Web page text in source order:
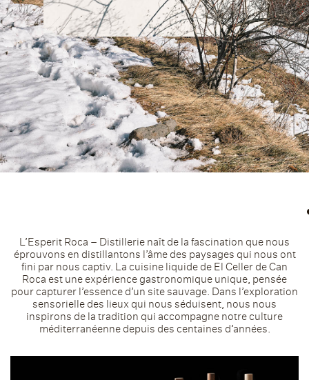
L’Esperit Roca – Distillerie naît de la fascination que nous
éprouvons en distillantons l’âme des paysages qui nous ont
fini par nous captiv. La cuisine liquide de El Celler de Can
Roca est une expérience gastronomique unique, pensée
pour capturer l’essence d’un site sauvage. Dans l’exploration
sensorielle des lieux qui nous séduisent, nous nous
inspirons de la tradition qui accompagne notre culture
méditerranéenne depuis des centaines d’années.